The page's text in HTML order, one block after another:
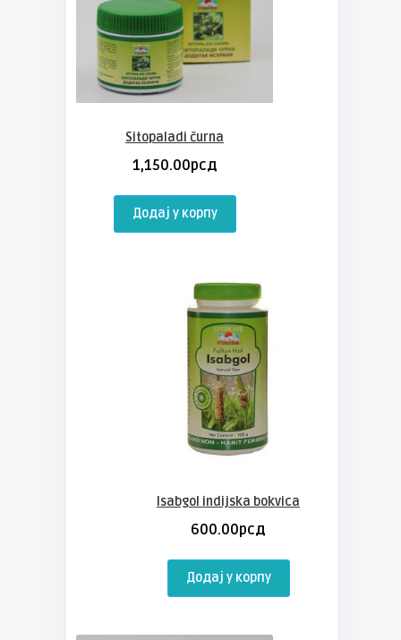
Sitopaladi čurna
1,150.00рсд
Додај у корпу
Isabgol indijska bokvica
600.00рсд
Додај у корпу